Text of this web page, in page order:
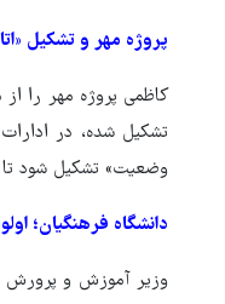
پروژه مهر و تشکیل
کاظمی پروژه مهر را
تشکیل شده، در
وضعیت» تشکیل شود
دانشگاه فرهنگیان؛
وزیر آموزش و پرورش